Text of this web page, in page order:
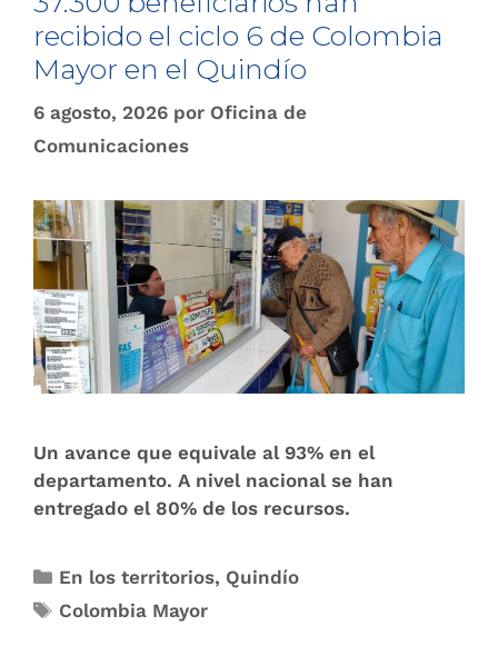
recibido el ciclo 6 de Colombia
Mayor en el Quindío
6 agosto, 2026 por Oficina de
Comunicaciones
Un avance que equivale al 93% en el
departamento. A nivel nacional se han
entregado el 80% de los recursos.
En los territorios, Quindío
Colombia Mayor